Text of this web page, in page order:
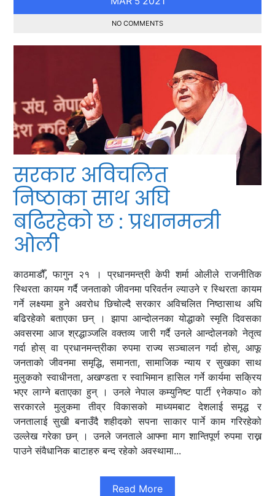
NO COMMENTS
सरकार अविचलित
निष्ठाका साथ अघि
बढिरहेको छ : प्रधानमन्त्री
ओली
काठमाडौँ, फागुन २१ । प्रधानमन्त्री केपी शर्मा ओलीले राजनीतिक
स्थिरता कायम गर्दै जनताको जीवनमा परिवर्तन ल्याउने र स्थिरता कायम
गर्ने लक्ष्यमा हुने अवरोध छिचोल्दै सरकार अविचलित निष्ठासाथ अघि
बढिरहेको बताएका छन् । झापा आन्दोलनका योद्धाको स्मृति दिवसका
अवसरमा आज श्रद्धाञ्जलि वक्तव्य जारी गर्दै उनले आन्दोलनको नेतृत्व
गर्दा होस् वा प्रधानमन्त्रीका रुपमा राज्य सञ्चालन गर्दा होस्, आफू
जनताको जीवनमा समृद्धि, समानता, सामाजिक न्याय र सुखका साथ
मुलुकको स्वाधीनता, अखण्डता र स्वाभिमान हासिल गर्ने कार्यमा सक्रिय
भएर लाग्ने बताएका हुन् । उनले नेपाल कम्युनिष्ट पार्टी ९नेकपा० को
सरकारले मुलुकमा तीव्र विकासको माध्यमबाट देशलाई समृद्ध र
जनतालाई सुखी बनाउँदै शहीदको सपना साकार पार्ने काम गरिरहेको
उल्लेख गरेका छन् । उनले जनताले आफ्ना माग शान्तिपूर्ण रुपमा राख्न
पाउने संवैधानिक बाटाहरु बन्द रहेको अवस्थामा...
Read More